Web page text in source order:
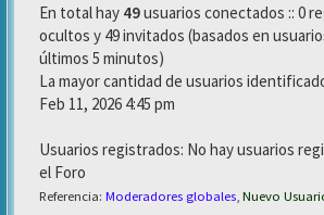
En total hay 49usuarios conectados :: 0
ocultos y 49 invitados (basados en
últimos 5 minutos)
La mayor cantidad de usuarios
Feb 11, 2026 4:45 pm
Usuarios registrados: No hay usuarios
el Foro
Referencia: Moderadores globales Nuevo